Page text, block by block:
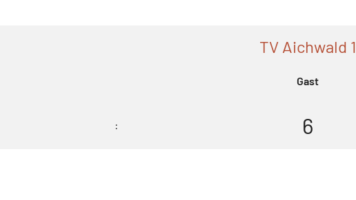
TV Aichwald 1
Gast
: 6